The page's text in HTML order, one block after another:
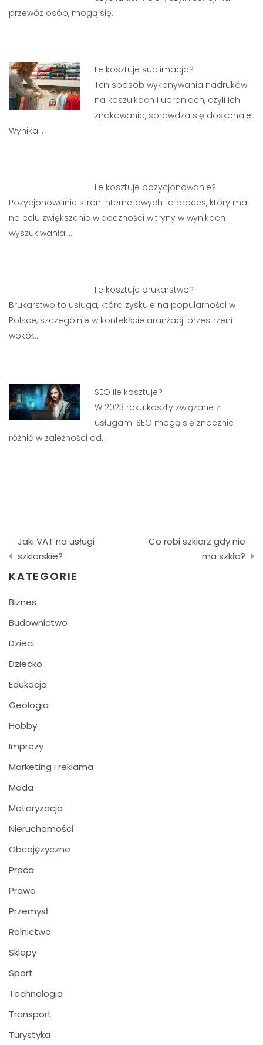
przewóz osób, mogą się…
Ile kosztuje sublimacja?
Ten sposób wykonywania nadruków
na koszulkach i ubraniach, czyli ich
znakowania, sprawdza się doskonale.
Wynika…
Ile kosztuje pozycjonowanie?
Pozycjonowanie stron internetowych to proces, który ma
na celu zwiększenie widoczności witryny w wynikach
wyszukiwania.…
Ile kosztuje brukarstwo?
Brukarstwo to usługa, która zyskuje na popularności w
Polsce, szczególnie w kontekście aranżacji przestrzeni
wokół…
SEO ile kosztuje?
W 2023 roku koszty związane z
usługami SEO mogą się znacznie
różnić w zależności od…
Nawigacja
wpisu
Jaki VAT na usługi
szklarskie?
Co robi szklarz gdy nie
ma szkła?
KATEGORIE
Biznes
Budownictwo
Dzieci
Dziecko
Edukacja
Geologia
Hobby
Imprezy
Marketing i reklama
Moda
Motoryzacja
Nieruchomości
Obcojęzyczne
Praca
Prawo
Przemysł
Rolnictwo
Sklepy
Sport
Technologia
Transport
Turystyka